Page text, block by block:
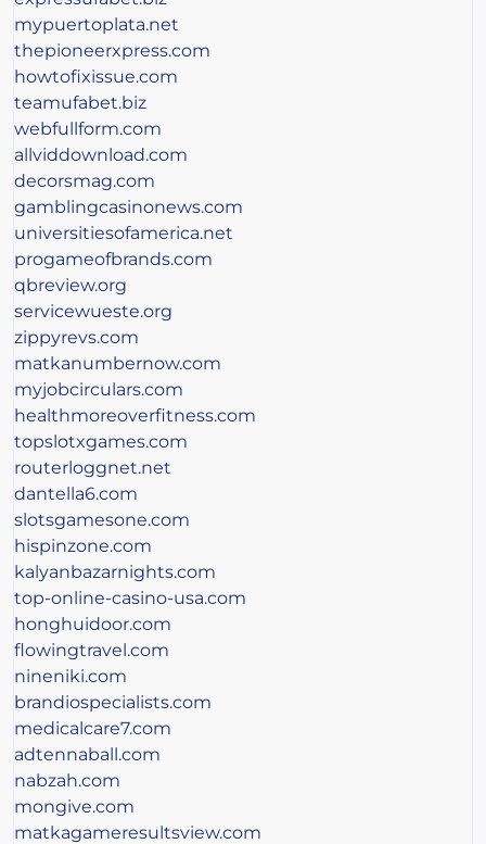
mypuertoplata.net
thepioneerxpress.com
howtofixissue.com
teamufabet.biz
webfullform.com
allviddownload.com
decorsmag.com
gamblingcasinonews.com
universitiesofamerica.net
progameofbrands.com
qbreview.org
servicewueste.org
zippyrevs.com
matkanumbernow.com
myjobcirculars.com
healthmoreoverfitness.com
topslotxgames.com
routerloggnet.net
dantella6.com
slotsgamesone.com
hispinzone.com
kalyanbazarnights.com
top-online-casino-usa.com
honghuidoor.com
flowingtravel.com
nineniki.com
brandiospecialists.com
medicalcare7.com
adtennaball.com
nabzah.com
mongive.com
matkagameresultsview.com